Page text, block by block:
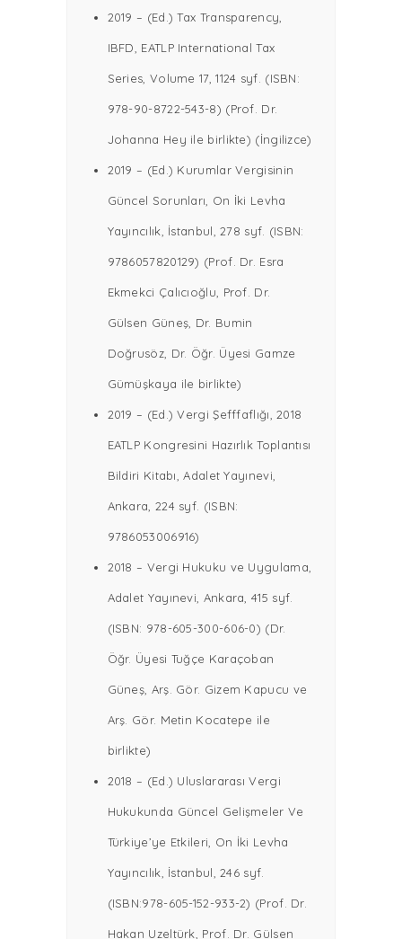
2019 – (Ed.) Tax Transparency,
IBFD, EATLP International Tax
Series, Volume 17, 1124 syf. (ISBN:
978-90-8722-543-8) (Prof. Dr.
Johanna Hey ile birlikte) (İngilizce)
2019 – (Ed.) Kurumlar Vergisinin
Güncel Sorunları, On İki Levha
Yayıncılık, İstanbul, 278 syf. (ISBN:
9786057820129) (Prof. Dr. Esra
Ekmekci Çalıcıoğlu, Prof. Dr.
Gülsen Güneş, Dr. Bumin
Doğrusöz, Dr. Öğr. Üyesi Gamze
Gümüşkaya ile birlikte)
2019 – (Ed.) Vergi Şefffaflığı, 2018
EATLP Kongresini Hazırlık Toplantısı
Bildiri Kitabı, Adalet Yayınevi,
Ankara, 224 syf. (ISBN:
9786053006916)
2018 – Vergi Hukuku ve Uygulama,
Adalet Yayınevi, Ankara, 415 syf.
(ISBN: 978-605-300-606-0) (Dr.
Öğr. Üyesi Tuğçe Karaçoban
Güneş, Arş. Gör. Gizem Kapucu ve
Arş. Gör. Metin Kocatepe ile
birlikte)
2018 – (Ed.) Uluslararası Vergi
Hukukunda Güncel Gelişmeler Ve
Türkiye’ye Etkileri, On İki Levha
Yayıncılık, İstanbul, 246 syf.
(ISBN:978-605-152-933-2) (Prof. Dr.
Hakan Uzeltürk, Prof. Dr. Gülsen